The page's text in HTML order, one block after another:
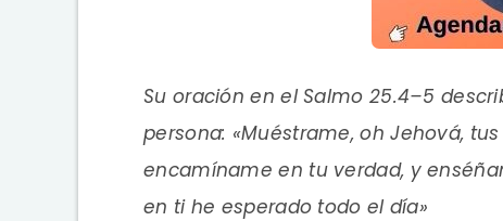
Su oración en el Salmo 25.4–5
persona: «Muéstrame, oh Jehová,
encamíname en tu verdad, y
en ti he esperado todo el día»